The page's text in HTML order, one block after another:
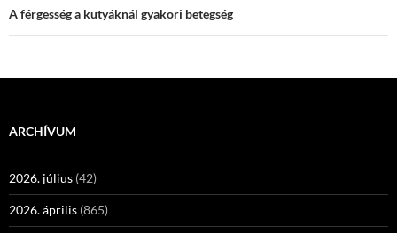
A férgesség a kutyáknál gyakori betegség
ARCHÍVUM
2026. július (42)
2026. április (865)